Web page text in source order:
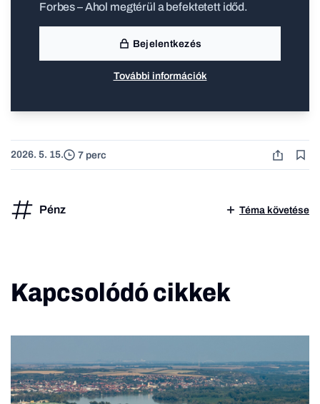
Forbes – Ahol megtérül a befektetett időd.
Bejelentkezés
További információk
2026. 5. 15. 7 perc
Pénz Téma követése
Kapcsolódó cikkek